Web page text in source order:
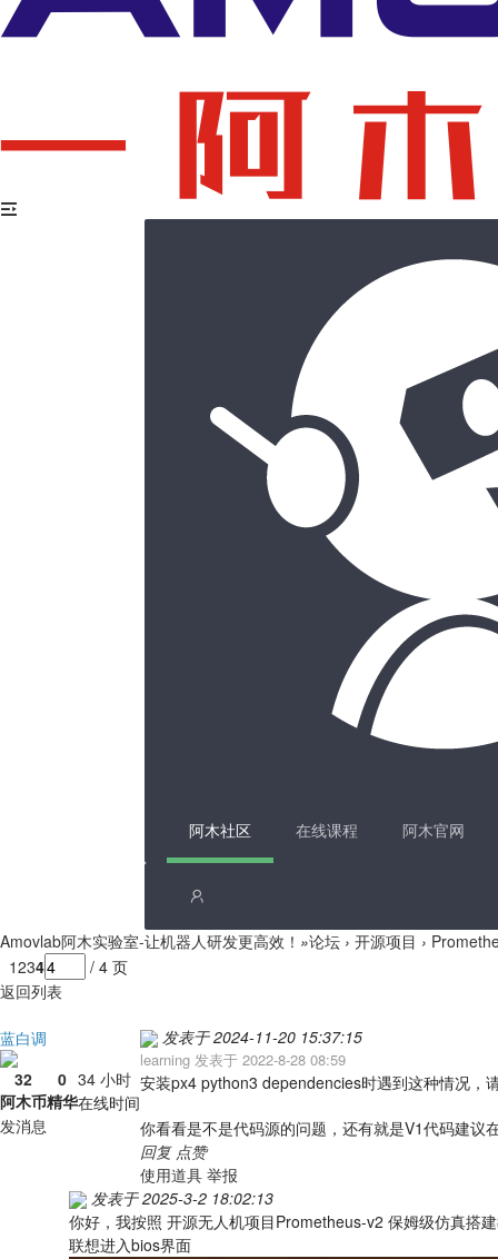
阿木社区 在线课程 阿木官网
Amovlab阿木实验室-让机器人研发更高效！ »论坛 › 开源项目 ›
1234
/ 4 页
返回列表
蓝白调
32
阿木币
0
精华
34 小时
在线时间
发消息
发表于 2024-11-20 15:37:15
learning 发表于 2022-8-28 08:59
安装px4 python3 dependencies时遇到这种情况，
你看看是不是代码源的问题，还有就是V1代码建
回复 点赞
使用道具 举报
发表于 2025-3-2 18:02:13
你好，我按照 开源无人机项目Prometheus-v2 保姆级仿真搭
联想进入bios界面